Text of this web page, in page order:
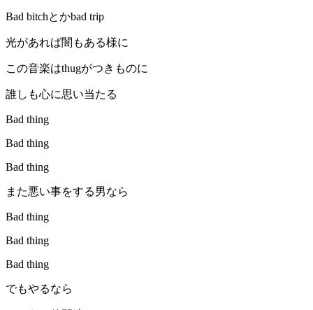
Bad bitchとかbad trip
光があれば闇もある様に
この音楽はthugがつきものに
誰しも心に思い当たる
Bad thing
Bad thing
Bad thing
また悪い事をする男なら
Bad thing
Bad thing
Bad thing
でもやるなら